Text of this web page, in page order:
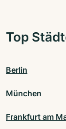
Top
Berlin
München
Frankfurt am